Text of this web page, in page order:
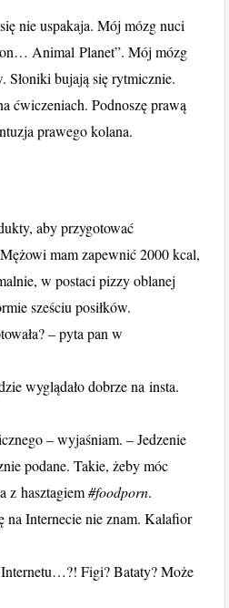
nie uspakaja. Mój mózg nuci
Animal Planet”. Mój mózg
Słoniki bujają się rytmicznie.
ćwiczeniach. Podnoszę prawą
prawego kolana.
aby przygotować
mam zapewnić 2000 kcal,
w postaci pizzy oblanej
sześciu posiłków.
– pyta pan w
wyglądało dobrze na insta.
– wyjaśniam. – Jedzenie
podane. Takie, żeby móc
z hasztagiem#foodporn.
na Internecie nie znam. Kalafior
Figi? Bataty? Może